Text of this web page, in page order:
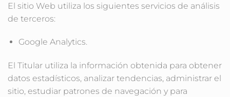
El sitio Web utiliza los siguientes servicios de análisis
de terceros:
Google Analytics.
El Titular utiliza la información obtenida para obtener
datos estadísticos, analizar tendencias, administrar el
sitio, estudiar patrones de navegación y para